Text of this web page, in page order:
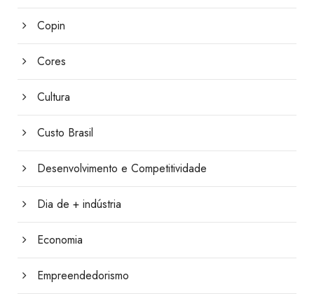
Copin
Cores
Cultura
Custo Brasil
Desenvolvimento e Competitividade
Dia de + indústria
Economia
Empreendedorismo